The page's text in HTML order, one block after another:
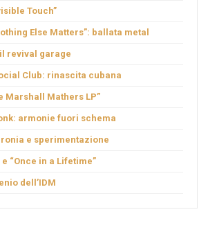
Touch”
Else Matters”: ballata metal
revival garage
Club: rinascita cubana
Marshall Mathers LP”
armonie fuori schema
e sperimentazione
“Once in a Lifetime”
dell’IDM